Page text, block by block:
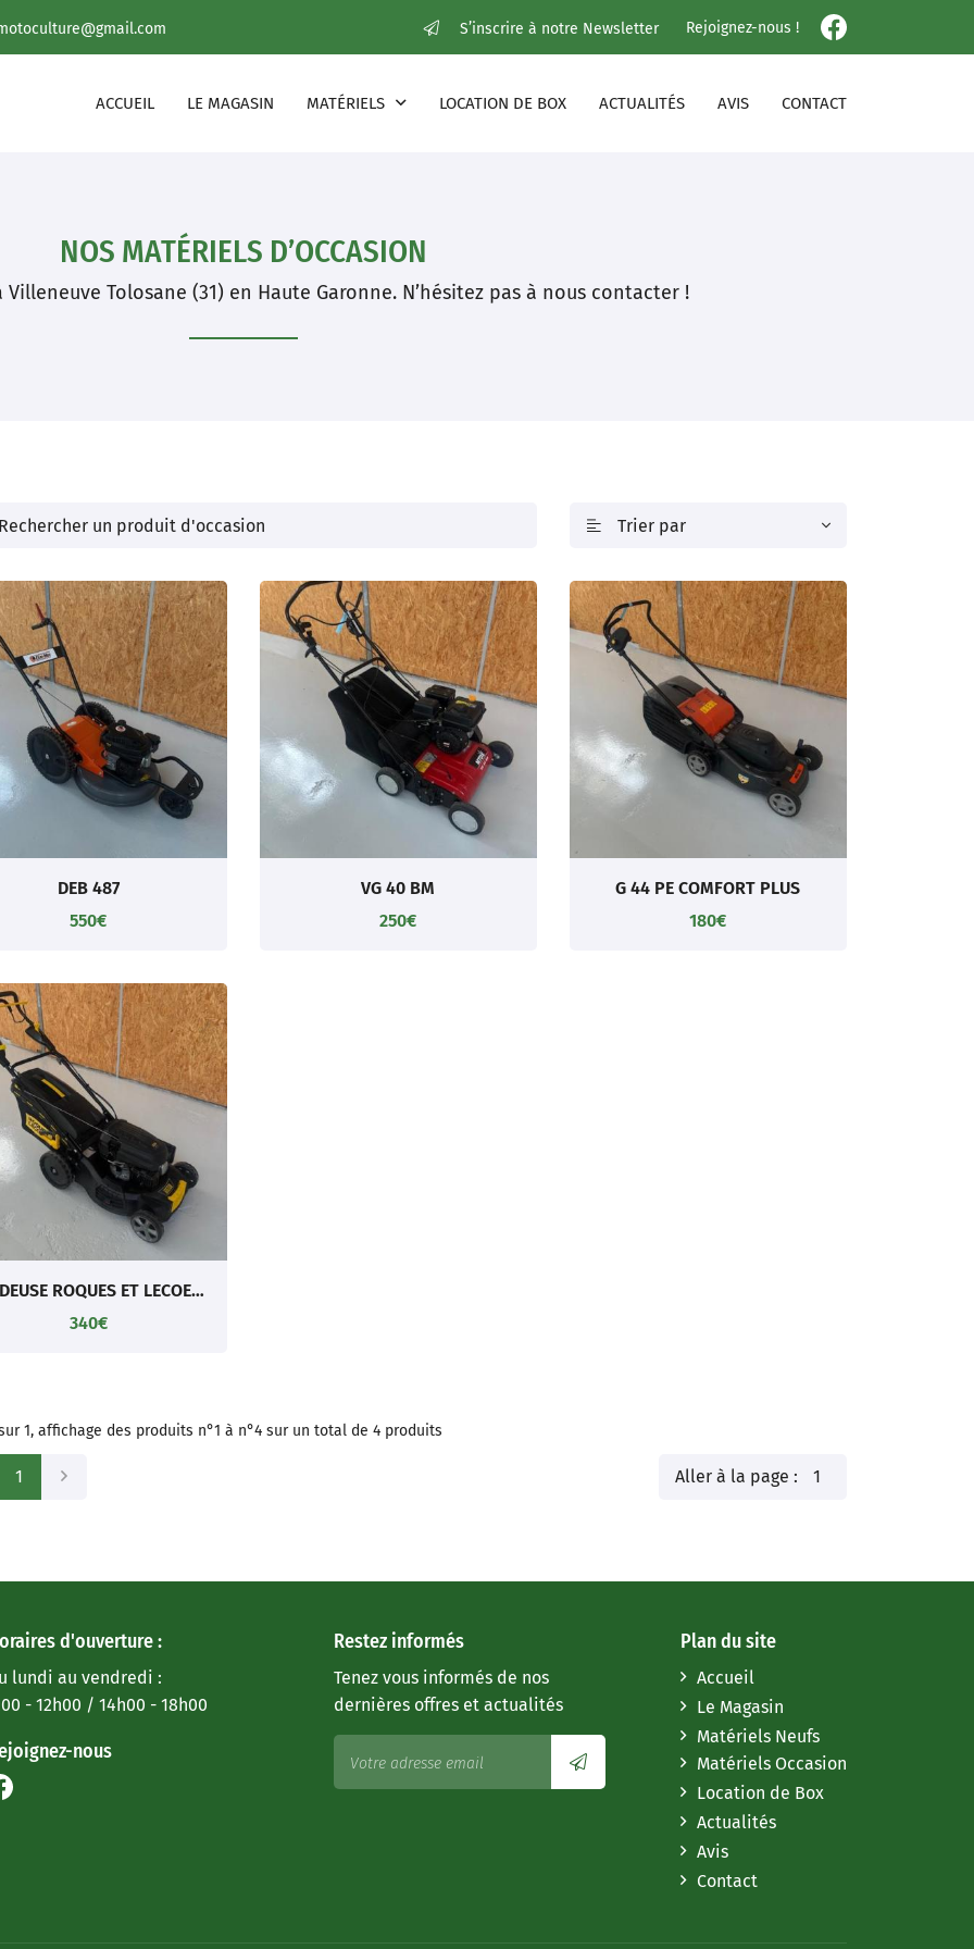
S’inscrire à notre Newsletter Rejoignez-nous !
ACCUEIL LE MAGASIN MATÉRIELS LOCATION DE BOX ACTUALITÉS AVIS CONTACT
à
en
NOS MATÉRIELS D’OCCASION
Tolosane (31) en Haute Garonne. N’hésitez pas à nous contacter !
 Trier par
DEB 487
550€
VG 40 BM
250€
G 44 PE COMFORT PLUS
180€
TONDEUSE ROQUES ET LECOEUR RL 8481
340€
1, affichage des produits n°1 à n°4 sur un total de 4 produits
1 Aller à la page :
d'ouverture :
lundi au vendredi :
- 12h00 / 14h00 - 18h00
nous
Restez informés
Tenez vous informés de nos
dernières offres et actualités
Plan du site
Accueil
Le Magasin
Matériels Neufs
Matériels Occasion
Location de Box
Actualités
Avis
Contact